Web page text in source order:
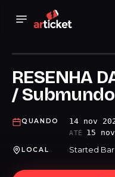
RESENHA
/ Submundo
QUANDO 14 nov
ATÉ 15
LOCAL Started